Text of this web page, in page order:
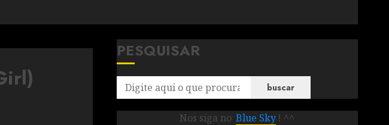
PESQUISAR
buscar
Nos siga no Blue Sky ! ^^